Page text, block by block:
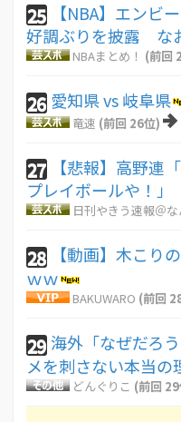
25
【NBA】エンビ
好調ぶりを披露 な
NBAまとめ！ (前回
26 愛知県 vs 岐阜県
竜速 (前回 26位)
27
【悲報】高野連
プレイボールや！」
日刊やきう速報＠
28
【動画】木こり
ｗｗ
BAKUWARO (前回
29 海外「なぜだろ
メを刺さない本当
どんぐりこ (前回